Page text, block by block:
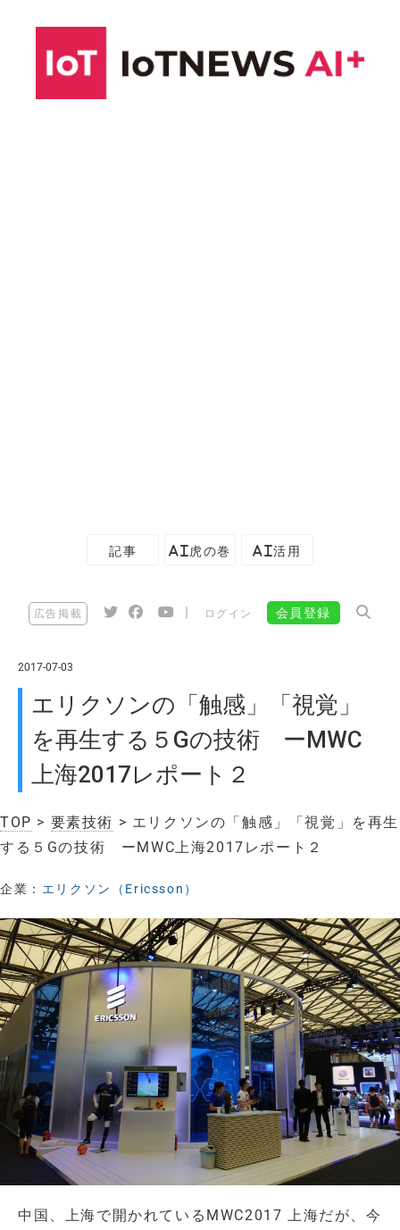
記事 AI虎の巻 AI活用
広告掲載 ログイン 会員登録
2017-07-03
エリクソンの「触感」「視覚」
を再生する５Gの技術 ーMWC
上海2017レポート２
TOP > 要素技術 > エリクソンの「触感」「視覚」を再生
する５Gの技術 ーMWC上海2017レポート２
企業： エリクソン（Ericsson）
中国、上海で開かれているMWC2017 上海だが、今